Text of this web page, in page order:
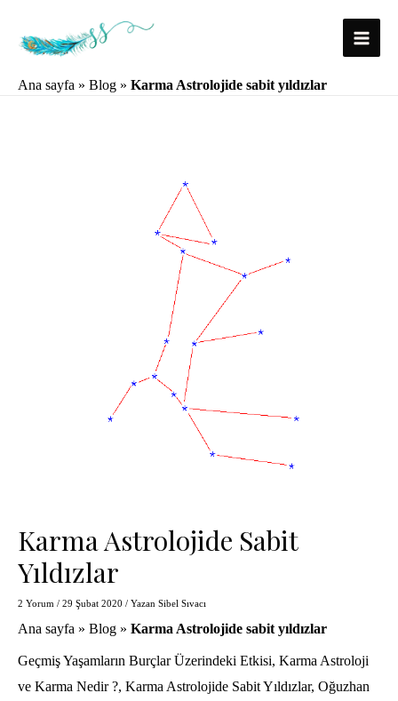
Main
Ana sayfa » Blog » Karma Astrolojide sabit yıldızlar
Karma Astrolojide Sabit
Yıldızlar
2 Yorum / 29 Şubat 2020 / Yazan Sibel Sıvacı
Ana sayfa » Blog » Karma Astrolojide sabit yıldızlar
Geçmiş Yaşamların Burçlar Üzerindeki Etkisi, Karma Astroloji
ve Karma Nedir ?, Karma Astrolojide Sabit Yıldızlar, Oğuzhan